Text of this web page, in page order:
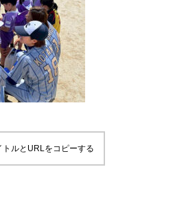
トルとURLをコピーする